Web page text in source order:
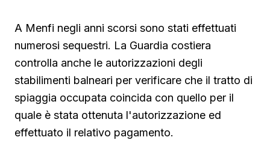
A Menfi negli anni scorsi sono stati effettuati
numerosi sequestri. La Guardia costiera
controlla anche le autorizzazioni degli
stabilimenti balneari per verificare che il tratto di
spiaggia occupata coincida con quello per il
quale è stata ottenuta l'autorizzazione ed
effettuato il relativo pagamento.